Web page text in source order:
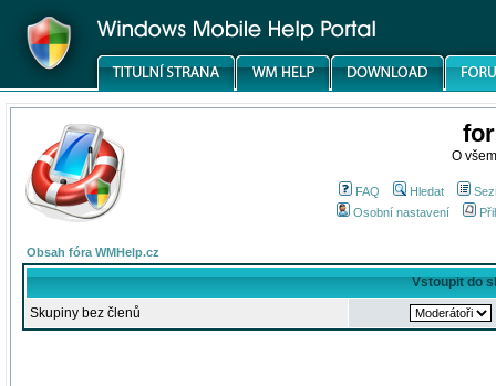
O
FAQ Hledat
Osobní nastavení
Obsah fóra WMHelp.cz
Vstoupit do
Skupiny bez členů